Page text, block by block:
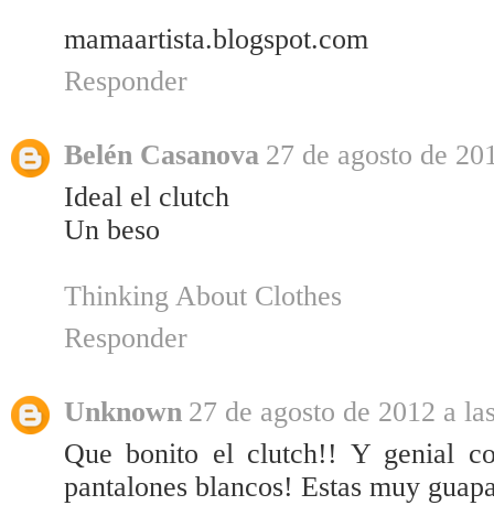
mamaartista.blogspot.com
Responder
Belén Casanova 27 de agosto de
Ideal el clutch
Un beso
Thinking About Clothes
Responder
Unknown 27 de agosto de 2012 a
Que bonito el clutch!! Y genial
pantalones blancos! Estas muy